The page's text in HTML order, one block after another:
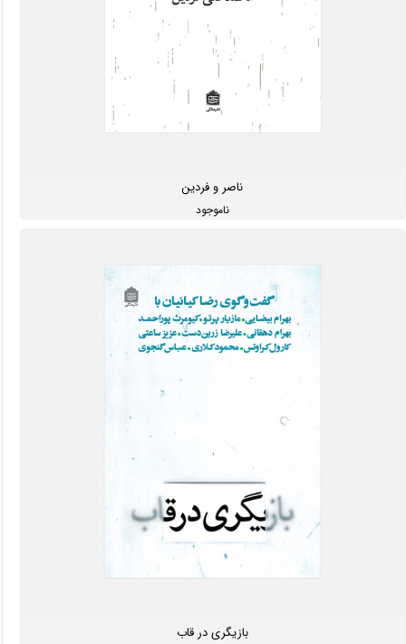
ناصر و فردین
ناموجود
بازیگری در قاب